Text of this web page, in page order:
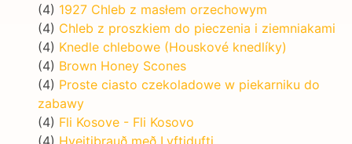
(4) 1927 Chleb z masłem orzechowym
(4) Chleb z proszkiem do pieczenia i ziemniakami
(4) Knedle chlebowe (Houskové knedlíky)
(4) Brown Honey Scones
(4) Proste ciasto czekoladowe w piekarniku do
zabawy
(4) Fli Kosove - Fli Kosovo
(4) Hveitibrauð með Lyftidufti